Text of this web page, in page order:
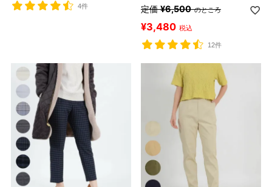
4件
定価 ¥6,500 のところ
¥3,480 税込
12件